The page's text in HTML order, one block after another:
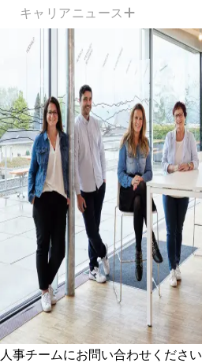
キャリアニュース
人事チームにお問い合わせください